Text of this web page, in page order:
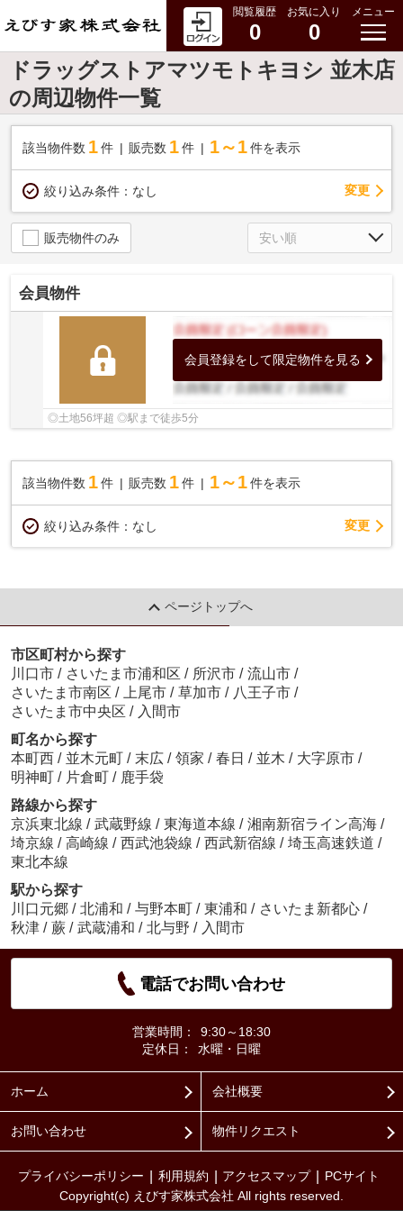
閲覧履歴
0
お気に入り
0
メニュー
ドラッグストアマツモトキヨシ 並木店
の周辺物件一覧
該当物件数 1件 販売数 1 件 1～1 件を表示
絞り込み条件： なし 変更
販売物件のみ
会員物件
会員登録をして限定物件を見る
◎土地56坪超 ◎駅まで徒歩5分
該当物件数 1件 販売数 1 件 1～1 件を表示
絞り込み条件： なし 変更
ページトップへ
市区町村から探す
川口市 / さいたま市浦和区 / 所沢市 / 流山市 /
さいたま市南区 / 上尾市 / 草加市 / 八王子市 /
さいたま市中央区 / 入間市
町名から探す
本町西 / 並木元町 / 末広 / 領家 / 春日 / 並木 / 大字原市 /
明神町 / 片倉町 / 鹿手袋
路線から探す
京浜東北線 / 武蔵野線 / 東海道本線 / 湘南新宿ライン高海 /
埼京線 / 高崎線 / 西武池袋線 / 西武新宿線 / 埼玉高速鉄道 /
東北本線
駅から探す
川口元郷 / 北浦和 / 与野本町 / 東浦和 / さいたま新都心 /
秋津 / 蕨 / 武蔵浦和 / 北与野 / 入間市
電話でお問い合わせ
営業時間：
9:30～18:30
定休日：
水曜・日曜
ホーム 会社概要
お問い合わせ 物件リクエスト
プライバシーポリシー 利用規約 アクセスマップ
PCサイト
Copyright(c) えびす家株式会社 All rights reserved.